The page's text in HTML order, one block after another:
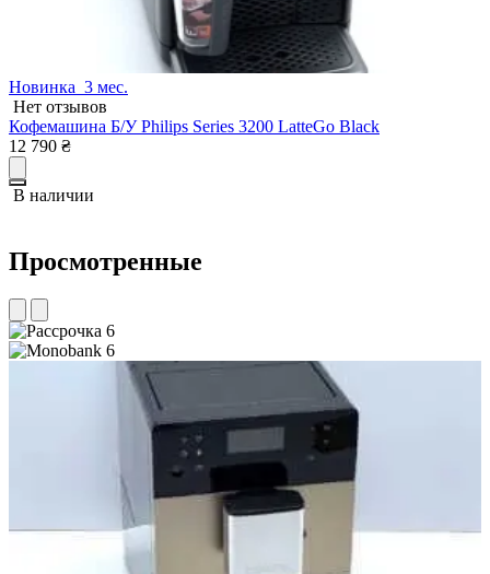
Новинка 3 мес.
Нет отзывов
Кофемашина Б/У Philips Series 3200 LatteGo Black
12 790 ₴
В наличии
Просмотренные
6
6